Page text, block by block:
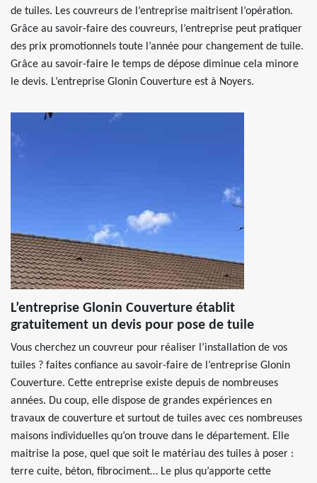
de tuiles. Les couvreurs de l’entreprise maitrisent l’opération.
Grâce au savoir-faire des couvreurs, l’entreprise peut pratiquer
des prix promotionnels toute l’année pour changement de tuile.
Grâce au savoir-faire le temps de dépose diminue cela minore
le devis. L’entreprise Glonin Couverture est à Noyers.
L’entreprise Glonin Couverture établit
gratuitement un devis pour pose de tuile
Vous cherchez un couvreur pour réaliser l’installation de vos
tuiles ? faites confiance au savoir-faire de l’entreprise Glonin
Couverture. Cette entreprise existe depuis de nombreuses
années. Du coup, elle dispose de grandes expériences en
travaux de couverture et surtout de tuiles avec ces nombreuses
maisons individuelles qu’on trouve dans le département. Elle
maitrise la pose, quel que soit le matériau des tuiles à poser :
terre cuite, béton, fibrociment… Le plus qu’apporte cette